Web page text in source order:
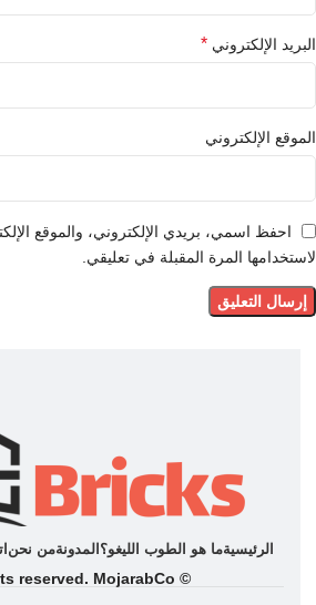
البريد الإلكتروني *
الموقع الإلكتروني
احفظ اسمي، بريدي الإلكتروني، والموقع
لاستخدامها المرة المقبلة في تعليقي.
الرئيسيةما هو الطوب اللیغو؟المدونةمن نحن
© All rights reserved. MojarabCo